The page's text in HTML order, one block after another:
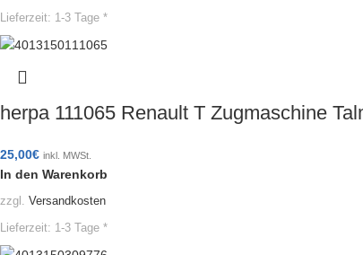
Lieferzeit: 1-3 Tage *
herpa 111065 Renault T Zugmaschine
25,00€ inkl. MWSt.
In den Warenkorb
zzgl. Versandkosten
Lieferzeit: 1-3 Tage *